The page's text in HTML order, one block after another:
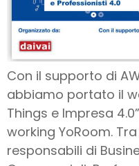
Con il supporto di
abbiamo portato il
Things e Impresa
working YoRoom.
responsabili di